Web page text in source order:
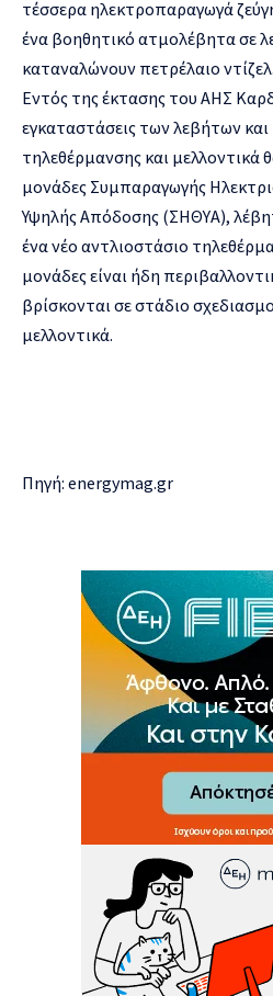
τέσσερα ηλεκτροπαραγωγά
ένα βοηθητικό ατμολέβητα σε
καταναλώνουν πετρέλαιο ντίζελ.
Εντός της έκτασης του ΑΗΣ
εγκαταστάσεις των λεβήτων
τηλεθέρμανσης και μελλοντικά
μονάδες Συμπαραγωγής
Υψηλής Απόδοσης (ΣΗΘΥΑ),
ένα νέο αντλιοστάσιο
μονάδες είναι ήδη
βρίσκονται σε στάδιο
μελλοντικά.
Πηγή: energymag.gr